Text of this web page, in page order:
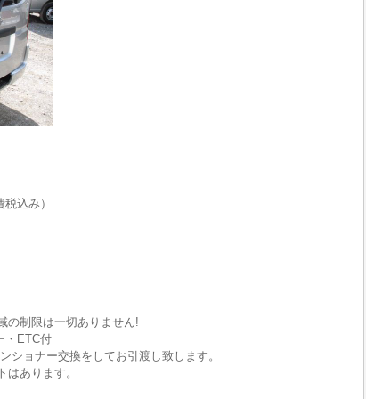
税込み）
の制限は一切ありません!
・ETC付
ショナー交換をしてお引渡し致します。
あります。